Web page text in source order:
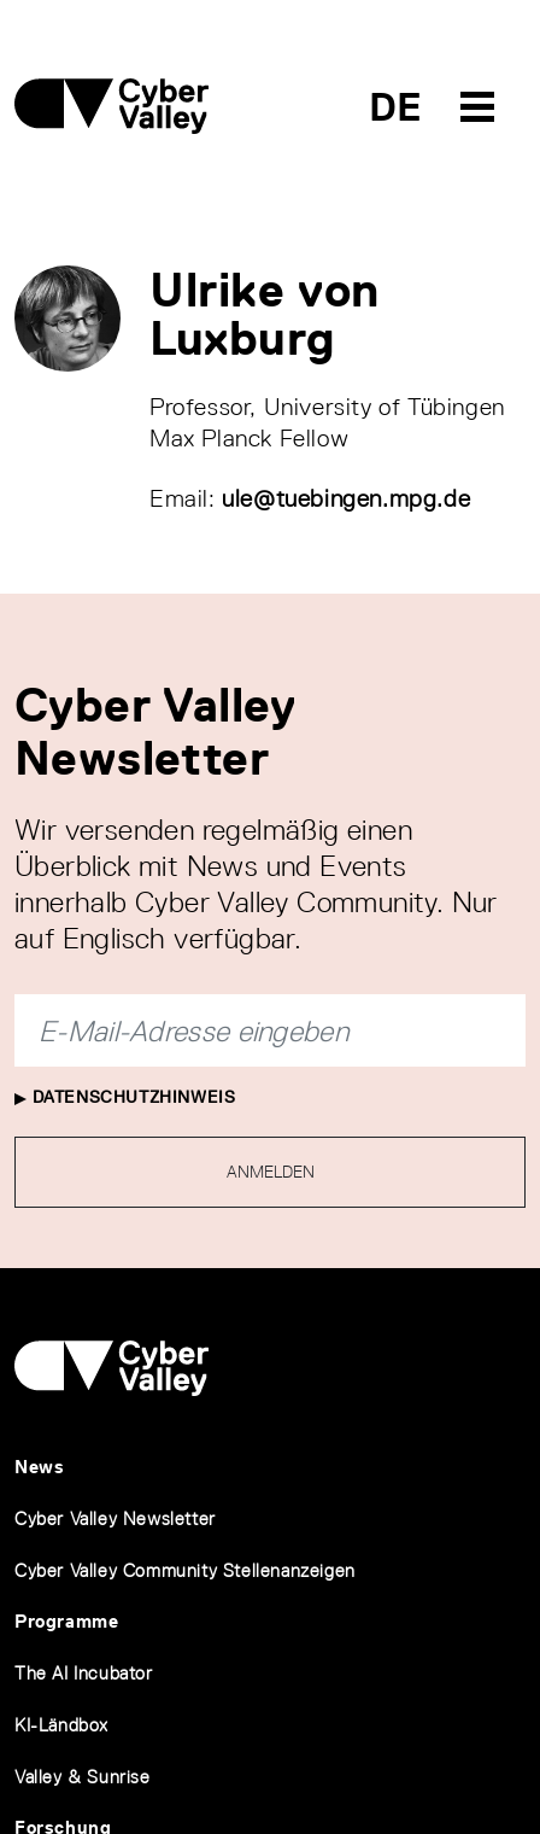
DE
Ulrike von
Luxburg
Professor, University of Tübingen
Max Planck Fellow
Email: ule@tuebingen.mpg.de
Cyber Valley
Newsletter
Wir versenden regelmäßig einen
Überblick mit News und Events
innerhalb Cyber Valley Community. Nur
auf Englisch verfügbar.
DATENSCHUTZHINWEIS
ANMELDEN
News
Cyber Valley Newsletter
Cyber Valley Community Stellenanzeigen
Programme
The AI Incubator
KI-Ländbox
Valley & Sunrise
Forschung